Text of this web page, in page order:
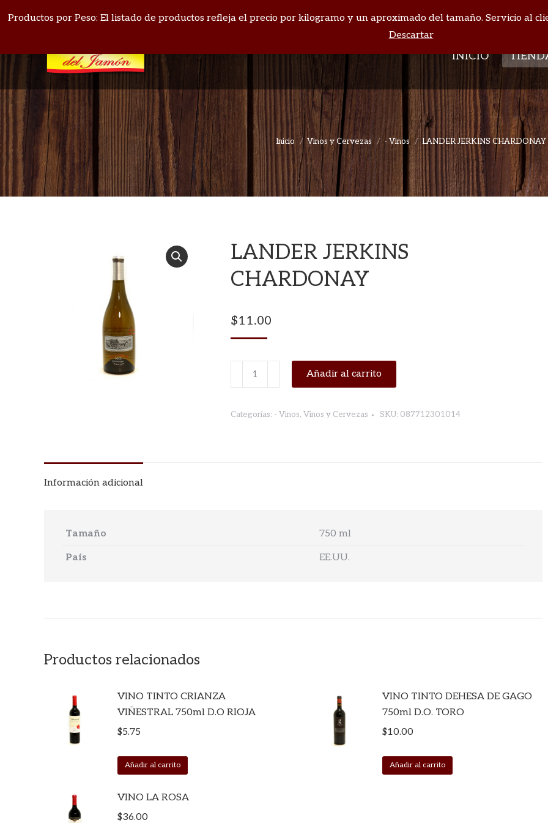
Productos por Peso: El listado de productos refleja el precio por kilogramo y un aproximado del tamaño. Servicio al
Descartar
INICIO
Estás aquí:
Inicio Vinos y Cervezas - Vinos LANDER JERKINS CHARDONAY
LANDER JERKINS
CHARDONAY
$11.00
LANDER
JERKINS
cantidad
Añadir al carrito
Categorías: - Vinos, Vinos y Cervezas SKU: 087712301014
Información adicional
Tamaño 750 ml
País EE.UU.
Productos relacionados
VINO TINTO CRIANZA
VIÑESTRAL 750ml D.O RIOJA
$5.75
Añadir al carrito
VINO TINTO DEHESA DE GAGO
750ml D.O. TORO
$10.00
Añadir al carrito
VINO LA ROSA
$36.00
INICIO